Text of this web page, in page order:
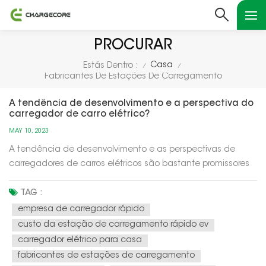
PROCURAR
Estás Dentro : / Casa /
Fabricantes De Estações De Carregamento
A tendência de desenvolvimento e a perspectiva do
carregador de carro elétrico?
MAY 10, 2023
A tendência de desenvolvimento e as perspectivas de
carregadores de carros elétricos são bastante promissores
todo o mundo. Aqui estão alguns pontos-chave: Aumento
da demanda: A demanda por EVs está aumentando
rapidamente, o que está imp...
TAG :
empresa de carregador rápido
custo da estação de carregamento rápido ev
carregador elétrico para casa
fabricantes de estações de carregamento